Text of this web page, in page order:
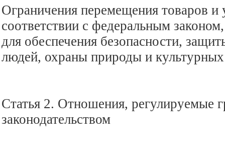
Ограничения перемещения товаров и
соответствии с федеральным
для обеспечения безопасности,
людей, охраны природы и
Статья 2. Отношения, регулируемые
законодательством